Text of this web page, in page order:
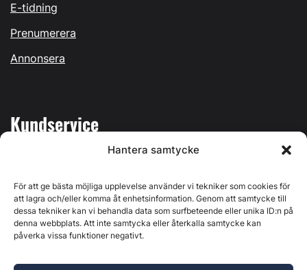
Hantera samtycke
För att ge bästa möjliga upplevelse använder vi tekniker som cookies för
att lagra och/eller komma åt enhetsinformation. Genom att samtycke till
dessa tekniker kan vi behandla data som surfbeteende eller unika ID:n på
denna webbplats. Att inte samtycka eller återkalla samtycke kan
påverka vissa funktioner negativt.
E-tidning
Prenumerera
Annonsera
Kundservice
Kontakta oss
Östernäsvägen 1, 827 32 Ljusdal, org.nr: 556625-6425 -